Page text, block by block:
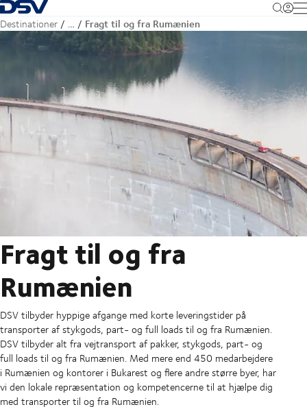
Tilbage til forsiden
Destinationer … Fragt til og fra Rumænien
Fragt til og fra
Rumænien
DSV tilbyder hyppige afgange med korte leveringstider på
transporter af stykgods, part- og full loads til og fra Rumænien.
DSV tilbyder alt fra vejtransport af pakker, stykgods, part- og
full loads til og fra Rumænien. Med mere end 450 medarbejdere
i Rumænien og kontorer i Bukarest og flere andre større byer, har
vi den lokale repræsentation og kompetencerne til at hjælpe dig
med transporter til og fra Rumænien.